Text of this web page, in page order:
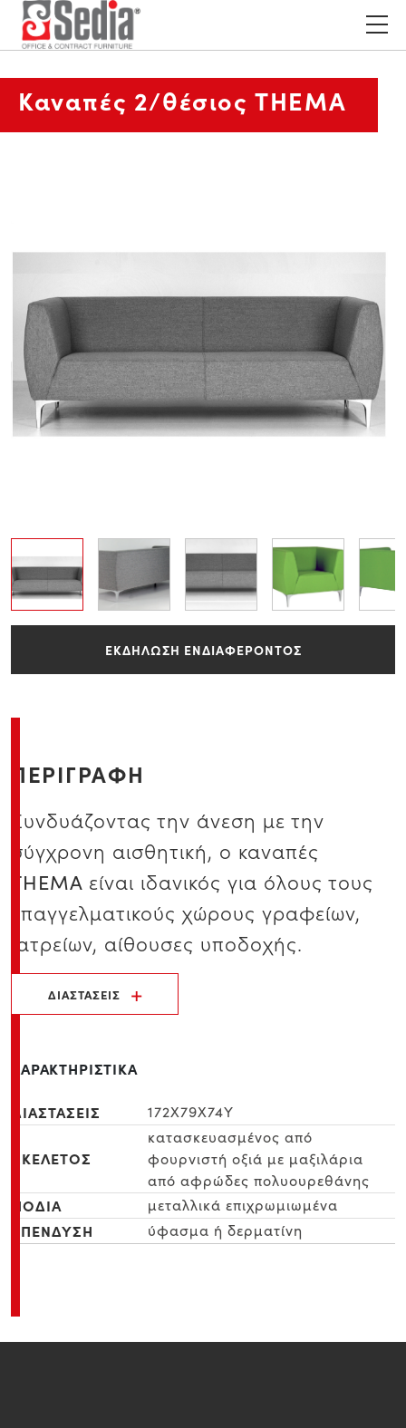
Καναπές 2/θέσιος THEMA
ΕΚΔΗΛΩΣΗ ΕΝΔΙΑΦΕΡΟΝΤΟΣ
ΠΕΡΙΓΡΑΦΗ
Συνδυάζοντας την άνεση με την
σύγχρονη αισθητική, ο καναπές
ΤΗΕΜΑ είναι ιδανικός για όλους τους
επαγγελματικούς χώρους γραφείων,
ιατρείων, αίθουσες υποδοχής.
ΔΙΑΣΤΑΣΕΙΣ
ΧΑΡΑΚΤΗΡΙΣΤΙΚΑ
ΔΙΑΣΤΑΣΕΙΣ 172Χ79Χ74Υ
ΣΚΕΛΕΤΟΣ
κατασκευασμένος από
φουρνιστή οξιά με μαξιλάρια
από αφρώδες πολυουρεθάνης
ΠΟΔΙΑ μεταλλικά επιχρωμιωμένα
ΕΠΕΝΔΥΣΗ ύφασμα ή δερματίνη